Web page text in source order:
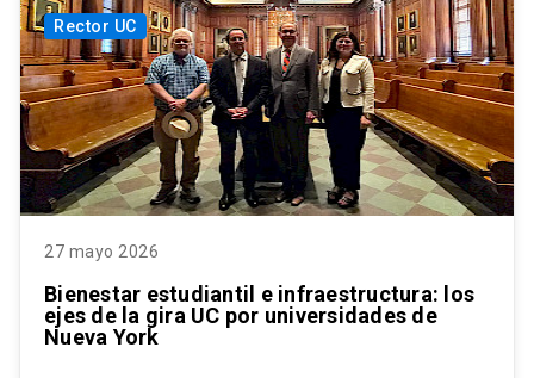
Rector UC
27 mayo 2026
Bienestar estudiantil e infraestructura: los
ejes de la gira UC por universidades de
Nueva York